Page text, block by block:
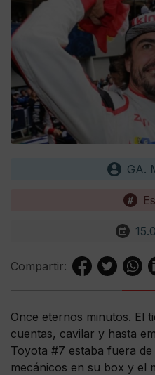
GA.
Compartir:
Once eternos minutos. El
cuentas, cavilar y hasta
Toyota #7 estaba fuera
mecánicos en su box y el